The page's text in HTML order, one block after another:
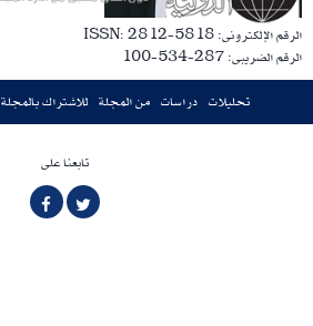
الرقم الإلكترونى: ISSN: 2812-5818
الرقم الضريبى: 287-534-100
تحليلات دراسات من المجلة للاشتراك بالمجلة
تابعنا على